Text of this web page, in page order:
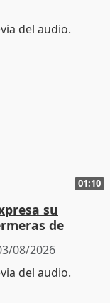
01:10
su
de
08/2026